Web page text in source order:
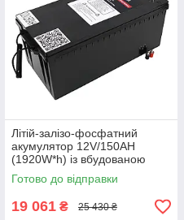
Літій-залізо-фосфатний
акумулятор 12V/150AH
(1920W*h) із вбудованою
BMS-платою
Готово до відправки
19 061 ₴ 25 430 ₴